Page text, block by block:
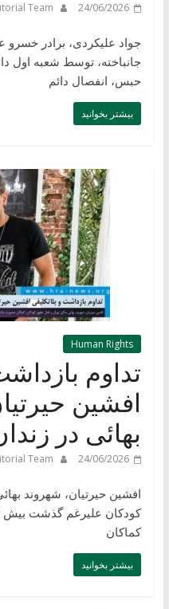
24/06/2026
Team
جواد علیکردی، برادر خسرو
حبس، انفصال دائم
بیشتر بخوانید
Human Rights
تداوم
افشین
بهائی در
24/06/2026
Team
افشین حیرتیان، شهروند
کودکان علیرغم گذشت بیش
کماکان
بیشتر بخوانید